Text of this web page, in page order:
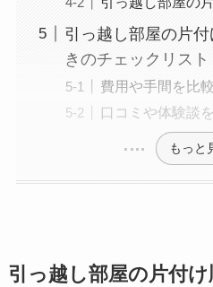
引っ越し部屋の片
きのチェックリスト
費用や手間を比
口コミや体験談
もっと
引っ越し部屋の片付